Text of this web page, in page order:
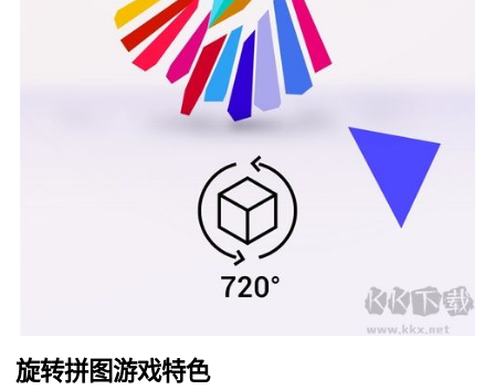
旋转拼图游戏特色